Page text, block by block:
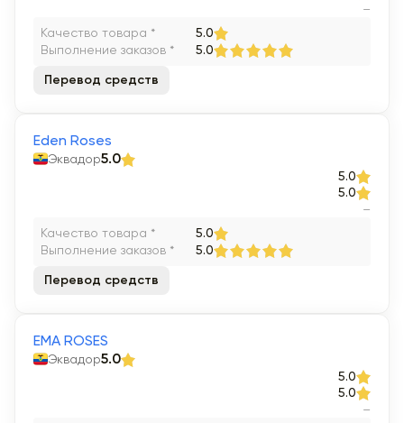
–
Качество товара *
5.0
Выполнение заказов * 5.0
Перевод средств
Eden Roses
Эквадор5.0
5.0
5.0
–
Качество товара *
5.0
Выполнение заказов * 5.0
Перевод средств
EMA ROSES
Эквадор5.0
5.0
5.0
–